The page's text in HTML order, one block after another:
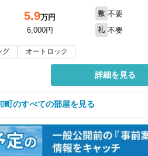
5.9万円
6,000円
敷 不要
礼 不要
グ オートロック
詳細を見る
町のすべての部屋を見る